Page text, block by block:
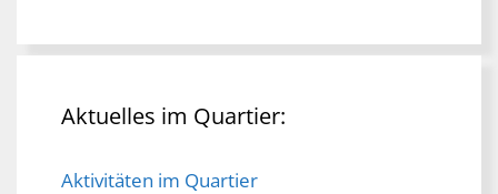
Aktuelles im Quartier:
Aktivitäten im Quartier